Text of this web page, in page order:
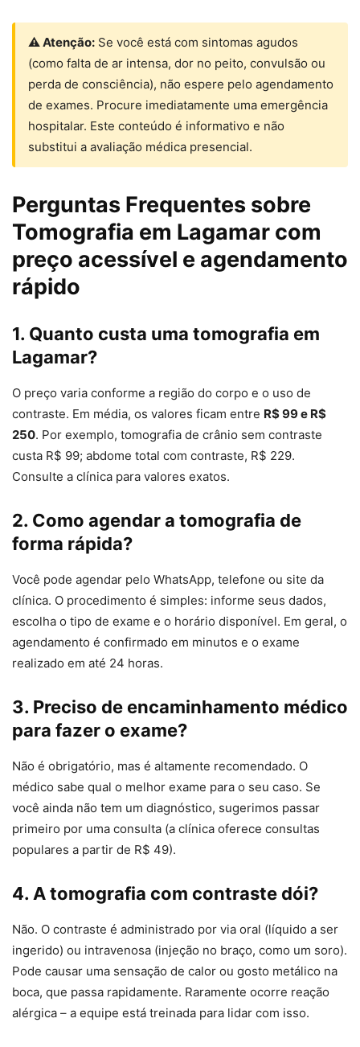
⚠ Atenção: Se você está com sintomas agudos
(como falta de ar intensa, dor no peito, convulsão ou
perda de consciência), não espere pelo agendamento
de exames. Procure imediatamente uma emergência
hospitalar. Este conteúdo é informativo e não
substitui a avaliação médica presencial.
Perguntas Frequentes sobre
Tomografia em Lagamar com
preço acessível e agendamento
rápido
1. Quanto custa uma tomografia em
Lagamar?
O preço varia conforme a região do corpo e o uso de
contraste. Em média, os valores ficam entre R$ 99 e R$
250. Por exemplo, tomografia de crânio sem contraste
custa R$ 99; abdome total com contraste, R$ 229.
Consulte a clínica para valores exatos.
2. Como agendar a tomografia de
forma rápida?
Você pode agendar pelo WhatsApp, telefone ou site da
clínica. O procedimento é simples: informe seus dados,
escolha o tipo de exame e o horário disponível. Em geral, o
agendamento é confirmado em minutos e o exame
realizado em até 24 horas.
3. Preciso de encaminhamento médico
para fazer o exame?
Não é obrigatório, mas é altamente recomendado. O
médico sabe qual o melhor exame para o seu caso. Se
você ainda não tem um diagnóstico, sugerimos passar
primeiro por uma consulta (a clínica oferece consultas
populares a partir de R$ 49).
4. A tomografia com contraste dói?
Não. O contraste é administrado por via oral (líquido a ser
ingerido) ou intravenosa (injeção no braço, como um soro).
Pode causar uma sensação de calor ou gosto metálico na
boca, que passa rapidamente. Raramente ocorre reação
alérgica – a equipe está treinada para lidar com isso.